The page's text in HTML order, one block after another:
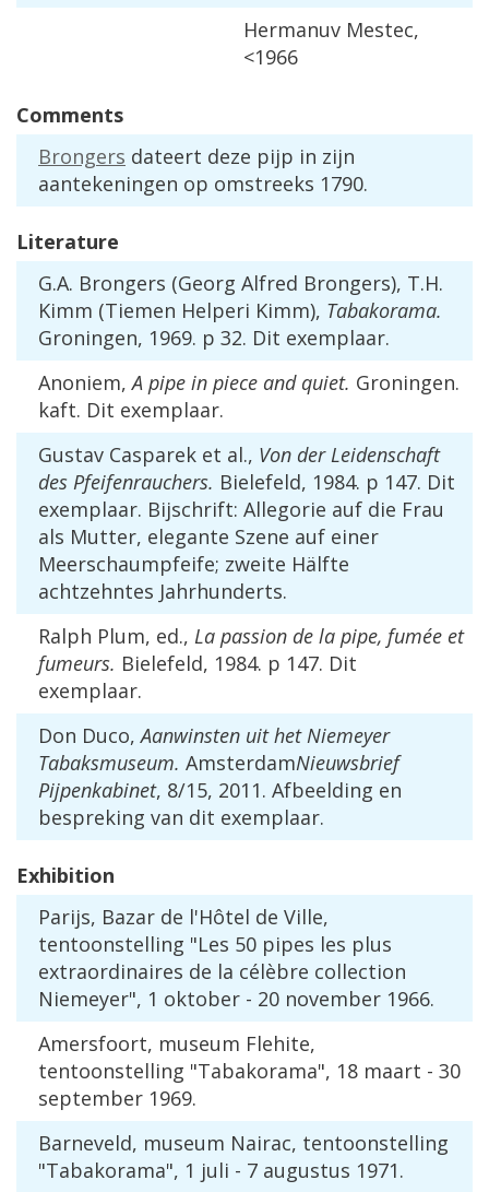
Hermanuv Mestec,
<1966
Comments
Brongers dateert deze pijp in zijn
aantekeningen op omstreeks 1790.
Literature
G.A. Brongers (Georg Alfred Brongers), T.H.
Kimm (Tiemen Helperi Kimm), Tabakorama.
Groningen, 1969. p 32. Dit exemplaar.
Anoniem,A pipe in piece and quiet. Groningen.
kaft. Dit exemplaar.
Gustav Casparek et al., Von der Leidenschaft
des Pfeifenrauchers. Bielefeld, 1984. p 147. Dit
exemplaar. Bijschrift: Allegorie auf die Frau
als Mutter, elegante Szene auf einer
Meerschaumpfeife; zweite Hälfte
achtzehntes Jahrhunderts.
Ralph Plum, ed., La passion de la pipe, fumée et
fumeurs. Bielefeld, 1984. p 147. Dit
exemplaar.
Don Duco,Aanwinsten uit het Niemeyer
Tabaksmuseum. AmsterdamNieuwsbrief
Pijpenkabinet, 8/15, 2011. Afbeelding en
bespreking van dit exemplaar.
Exhibition
Parijs, Bazar de l'Hôtel de Ville,
tentoonstelling "Les 50 pipes les plus
extraordinaires de la célèbre collection
Niemeyer", 1 oktober - 20 november 1966.
Amersfoort, museum Flehite,
tentoonstelling "Tabakorama", 18 maart - 30
september 1969.
Barneveld, museum Nairac, tentoonstelling
"Tabakorama", 1 juli - 7 augustus 1971.